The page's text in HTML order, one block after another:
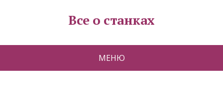
Все о станках
МЕНЮ